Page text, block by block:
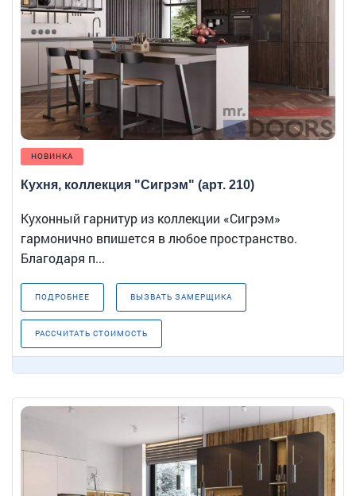
НОВИНКА
Кухня, коллекция "Сигрэм" (арт. 210)
Кухонный гарнитур из коллекции «Сигрэм»
гармонично впишется в любое пространство.
Благодаря п...
ПОДРОБНЕЕ ВЫЗВАТЬ ЗАМЕРЩИКА
РАССЧИТАТЬ СТОИМОСТЬ